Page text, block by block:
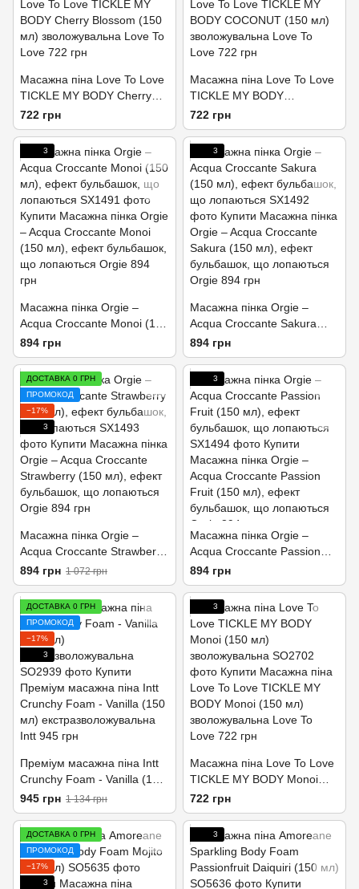
Масажна піна Love To Love
TICKLE MY BODY Cherry
Blossom (150 мл)
зволожувальна
722 грн
Масажна піна Love To Love
TICKLE MY BODY
COCONUT (150 мл)
зволожувальна
722 грн
3
Масажна пінка Orgie –
Acqua Croccante Monoi (150
мл), ефект бульбашок, що
лопаються
894 грн
3
Масажна пінка Orgie –
Acqua Croccante Sakura
(150 мл), ефект бульбашок,
що лопаються
894 грн
ДОСТАВКА 0 ГРН
ПРОМОКОД
−17%
3
Масажна пінка Orgie –
Acqua Croccante Strawberry
(150 мл), ефект бульбашок,
що лопаються
894 грн 1 072 грн
3
Масажна пінка Orgie –
Acqua Croccante Passion
Fruit (150 мл), ефект
бульбашок, що лопаються
894 грн
ДОСТАВКА 0 ГРН
ПРОМОКОД
−17%
3
Преміум масажна піна Intt
Crunchy Foam - Vanilla (150
мл) екстразволожувальна
945 грн 1 134 грн
3
Масажна піна Love To Love
TICKLE MY BODY Monoi
(150 мл) зволожувальна
722 грн
ДОСТАВКА 0 ГРН
ПРОМОКОД
−17%
3
3